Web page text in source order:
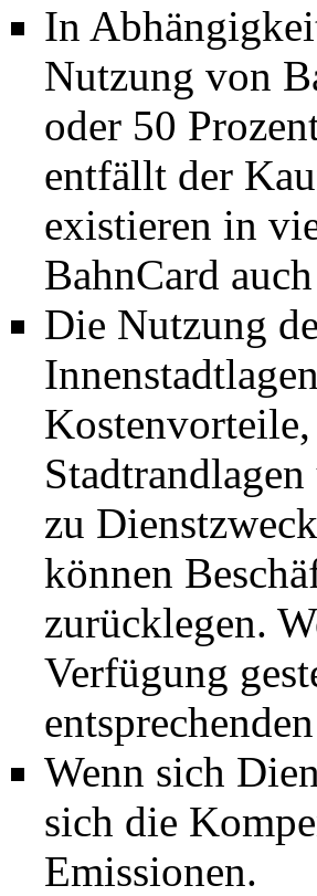
In
Nutzung von
oder 50
entfällt der
existieren in
BahnCard
Die Nutzung
zu
können
zurücklegen.
Verfügung
Wenn sich
sich die
Emissionen.